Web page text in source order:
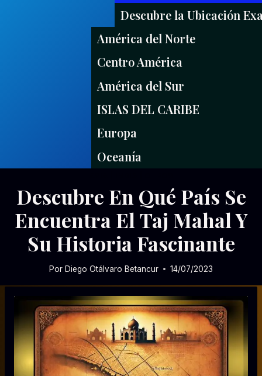
Descubre la Ubicación
América del Norte
Centro América
América del Sur
ISLAS DEL CARIBE
Europa
Oceanía
Descubre En Qué País Se
Encuentra El Taj Mahal Y
Su Historia Fascinante
Por Diego Otálvaro Betancur 14/07/2023